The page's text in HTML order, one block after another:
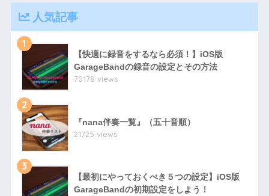
人気記事
1
【快適に録音をするなら必須！】iOS版
GarageBandの録音の設定とその方法
70178 views
2
『nana伴奏一覧』（五十音順）
21725 views
3
【最初にやっておくべき５つの設定】iOS版
GarageBandの初期設定をしよう！